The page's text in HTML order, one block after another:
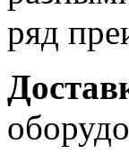
ряд